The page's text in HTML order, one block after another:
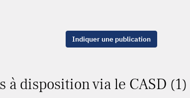
Indiquer une publication
à disposition via le CASD (1)